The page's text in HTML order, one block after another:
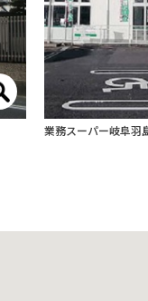
業務スーパー岐阜羽